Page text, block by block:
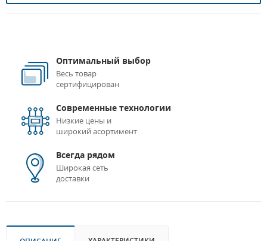
Оптимальный выбор
Весь товар
сертифицирован
Современные технологии
Низкие цены и
широкий асортимент
Всегда рядом
Широкая сеть
доставки